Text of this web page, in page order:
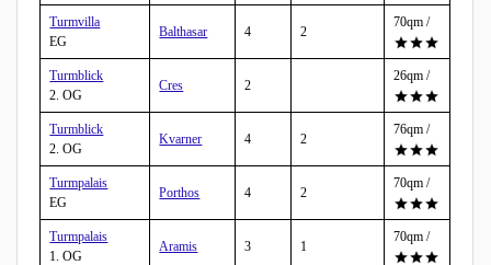
Turmvilla
EG
Balthasar 4 2
70qm /
Turmblick
2. OG
Cres 2
26qm /
Turmblick
2. OG
Kvarner 4 2
76qm /
Turmpalais
EG
Porthos 4 2
70qm /
Turmpalais
1. OG
Aramis 3 1
70qm /